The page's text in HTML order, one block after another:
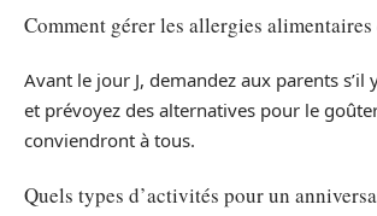
Comment gérer les allergies alimentaires
Avant le jour J, demandez aux parents s’il
et prévoyez des alternatives pour le
conviendront à tous.
Quels types d’activités pour un